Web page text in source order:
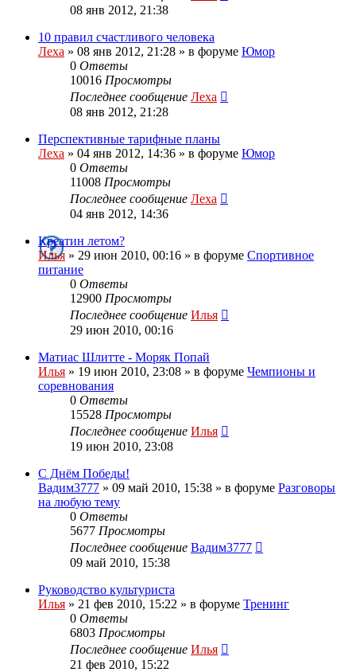
08 янв 2012, 21:38
10 правил счастливого человека
Леха » 08 янв 2012, 21:28 » в форуме Юмор
0 Ответы
10016 Просмотры
Последнее сообщение Леха
08 янв 2012, 21:28
Перспективные тарифные планы
Леха » 04 янв 2012, 14:36 » в форуме Юмор
0 Ответы
11008 Просмотры
Последнее сообщение Леха
04 янв 2012, 14:36
Креатин летом?
Илья » 29 июн 2010, 00:16 » в форуме Спортивное
питание
0 Ответы
12900 Просмотры
Последнее сообщение Илья
29 июн 2010, 00:16
Матиас Шлитте - Моряк Попай
Илья » 19 июн 2010, 23:08 » в форуме Чемпионы и
соревнования
0 Ответы
15528 Просмотры
Последнее сообщение Илья
19 июн 2010, 23:08
С Днём Победы!
Вадим3777 » 09 май 2010, 15:38 » в форуме Разговоры
на любую тему
0 Ответы
5677 Просмотры
Последнее сообщение Вадим3777
09 май 2010, 15:38
Руководство культуриста
Илья » 21 фев 2010, 15:22 » в форуме Тренинг
0 Ответы
6803 Просмотры
Последнее сообщение Илья
21 фев 2010, 15:22